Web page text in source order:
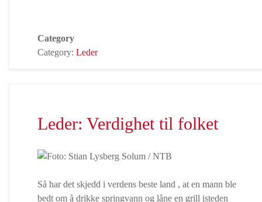
Category
Category: Leder
Leder: Verdighet til folket
Så har det skjedd i verdens beste land , at en mann ble
bedt om å drikke springvann og låne en grill isteden